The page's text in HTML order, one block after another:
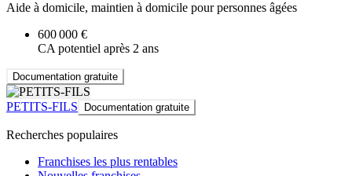
Aide à domicile, maintien à domicile pour personnes âgées
600 000 €
CA potentiel après 2 ans
Documentation gratuite
PETITS-FILS Documentation gratuite
Recherches populaires
Franchises les plus rentables